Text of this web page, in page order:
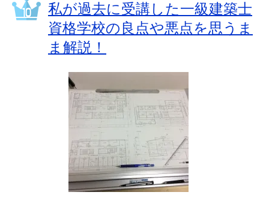
私が過去に受講した一級建築士
資格学校の良点や悪点を思うま
ま解説！